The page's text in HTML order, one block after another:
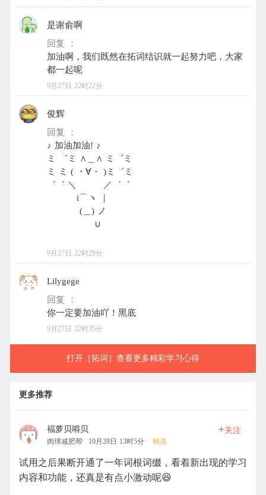
是谢俞啊
回复 ：
加油啊，我们既然在拓词结识就一起努力吧，大家
9月27日 22时22分
俊辉
回复 ：
♪ 加油加油! ♪
ミ ゛ミ ∧＿∧ ミ゛ミ
ミ ミ ( ・∀・ )ミ゛ミ
゛゛ ＼ ／゛゛
i⌒ヽ ｜
(＿) ノ
∪
9月27日 22时29分
Lilygege
回复 ：
9月27日 22时35分
打开［拓词］查看更多精彩学习心得
更多推荐
褔萝贝嘚贝
肉球减肥帮 10月28日 13时5分 精选
+关注
试用之后果断开通了一年词根词缀，看着新出现的学习
内容和功能，还真是有点小激动呢😆